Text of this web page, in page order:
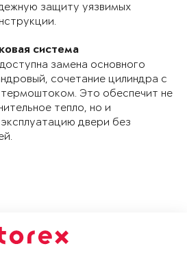
защиту уязвимых
система
замена основного
сочетание цилиндра с
Это обеспечит не
тепло, но и
двери без